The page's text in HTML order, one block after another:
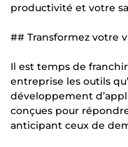
productivité et votre
## Transformez votre
Il est temps de
entreprise les outils
développement
conçues pour
anticipant ceux de